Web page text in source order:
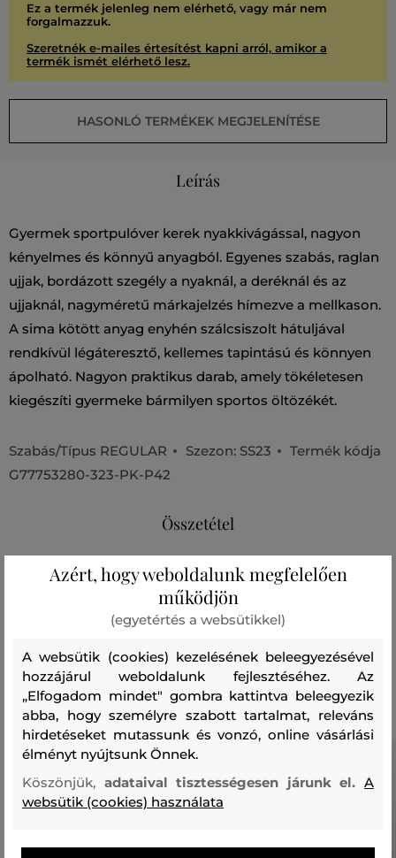
Ez a termék jelenleg nem elérhető, vagy már nem
forgalmazzuk.
Szeretnék e-mailes értesítést kapni arról, amikor a
termék ismét elérhető lesz.
HASONLÓ TERMÉKEK MEGJELENÍTÉSE
Leírás
Gyermek sportpulóver kerek nyakkivágással, nagyon
kényelmes és könnyű anyagból. Egyenes szabás, raglan
ujjak, bordázott szegély a nyaknál, a deréknál és az
ujjaknál, nagyméretű márkajelzés hímezve a mellkason.
A sima kötött anyag enyhén szálcsiszolt hátuljával
rendkívül légáteresztő, kellemes tapintású és könnyen
ápolható. Nagyon praktikus darab, amely tökéletesen
kiegészíti gyermeke bármilyen sportos öltözékét.
Szabás/Típus REGULAR Szezon: SS23
Termék kódja
G77753280-323-PK-P42
Összetétel
felső anyag
23 %
Ajánlott termékek
Azért, hogy weboldalunk megfelelően
működjön
(egyetértés a websütikkel)
A websütik (cookies) kezelésének beleegyezésével
hozzájárul weboldalunk fejlesztéséhez. Az
„Elfogadom mindet" gombra kattintva beleegyezik
abba, hogy személyre szabott tartalmat, releváns
hirdetéseket mutassunk és vonzó, online vásárlási
élményt nyújtsunk Önnek.
Köszönjük, adataival tisztességesen járunk el.A
websütik (cookies) használata